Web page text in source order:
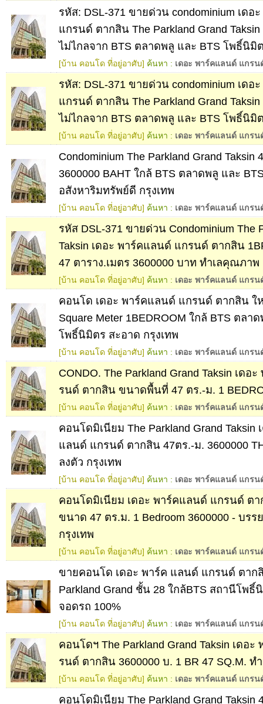
รหัส: DSL-371 ขายด่วน condominium เดอ
แกรนด์ ตากสิน The Parkland Grand
ไม่ไกลจาก BTS ตลาดพลู และ BTS โพธิ์นิมิ
[บ้าน คอนโด ที่อยู่อาศับ] ค้นหา : เดอะ พาร์คแลนด์ แกร
รหัส: DSL-371 ขายด่วน condominium เดอ
แกรนด์ ตากสิน The Parkland Grand
ไม่ไกลจาก BTS ตลาดพลู และ BTS โพธิ์นิมิ
[บ้าน คอนโด ที่อยู่อาศับ] ค้นหา : เดอะ พาร์คแลนด์ แกร
Condominium The Parkland Grand Taksin
3600000 BAHT ใกล้ BTS ตลาดพลู และ
อสังหาริมทรัพย์ดี กรุงเทพ
[บ้าน คอนโด ที่อยู่อาศับ] ค้นหา : เดอะ พาร์คแลนด์ แกร
รหัส DSL-371 ขายด่วน Condominium The
Taksin เดอะ พาร์คแลนด์ แกรนด์ ตากสิน
47 ตาราง.เมตร 3600000 บาท ทำเลคุณภาพ
[บ้าน คอนโด ที่อยู่อาศับ] ค้นหา : เดอะ พาร์คแลนด์ แกร
คอนโด เดอะ พาร์คแลนด์ แกรนด์ ตากสิน
Square Meter 1BEDROOM ใกล้ BTS ตลา
โพธิ์นิมิตร สะอาด กรุงเทพ
[บ้าน คอนโด ที่อยู่อาศับ] ค้นหา : เดอะ พาร์คแลนด์ แกร
CONDO. The Parkland Grand Taksin เดอ
รนด์ ตากสิน ขนาดพื้นที่ 47 ตร.-ม. 1
[บ้าน คอนโด ที่อยู่อาศับ] ค้นหา : เดอะ พาร์คแลนด์ แกร
คอนโดมิเนียม The Parkland Grand Taksin
แลนด์ แกรนด์ ตากสิน 47ตร.-ม. 3600000
ลงตัว กรุงเทพ
[บ้าน คอนโด ที่อยู่อาศับ] ค้นหา : เดอะ พาร์คแลนด์ แกร
คอนโดมิเนียม เดอะ พาร์คแลนด์ แกรนด์ ต
ขนาด 47 ตร.ม. 1 Bedroom 3600000 - บรร
กรุงเทพ
[บ้าน คอนโด ที่อยู่อาศับ] ค้นหา : เดอะ พาร์คแลนด์ แกร
ขายคอนโด เดอะ พาร์ค แลนด์​ แกรนด์​ ตาก
Parkland Grand ชั้น 28 ใกล้BTS สถานีโพธิ์
จอดรถ 100%
[บ้าน คอนโด ที่อยู่อาศับ] ค้นหา : เดอะ พาร์คแลนด์ แกร
คอนโดฯ The Parkland Grand Taksin เดอ
รนด์ ตากสิน 3600000 บ. 1 BR 47 SQ.M. ท
[บ้าน คอนโด ที่อยู่อาศับ] ค้นหา : เดอะ พาร์คแลนด์ แกร
คอนโดมิเนียม The Parkland Grand Taksin